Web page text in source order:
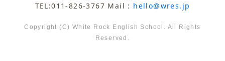
TEL:011-826-3767 Mail : hello@wres.jp
Copyright (C) White Rock English School. All Rights
Reserved.